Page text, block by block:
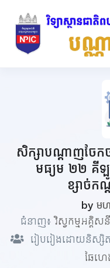
សិក្សាបណ្តាញចែ
មធ្យម ២២ គីឡូ
ខ្សាច់ក
by ម
ជំនាញ៖វិស្វកម្មអគ្គិសនី
រៀបរៀងដោយនិស្សិ
ឆៃហេ